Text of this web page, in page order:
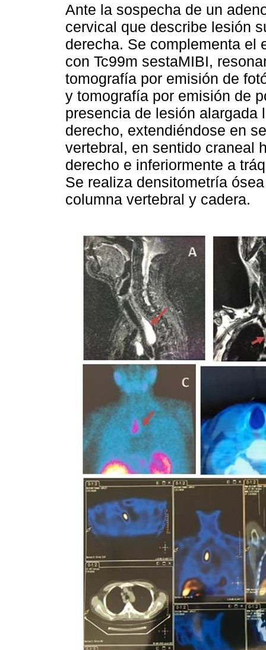
Ante la sospecha de un
cervical que describe lesión
derecha. Se complementa el
con Tc99m sestaMIBI,
tomografía por emisión de
y tomografía por emisión de
presencia de lesión alargada
derecho, extendiéndose en
vertebral, en sentido craneal
derecho e inferiormente a
Se realiza densitometría
columna vertebral y cadera.